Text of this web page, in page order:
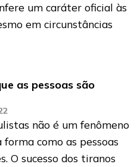
um caráter oficial às
em circunstâncias
as pessoas são
não é um fenômeno
como as pessoas
O sucesso dos tiranos